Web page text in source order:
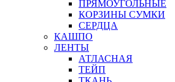
ПРЯМОУГОЛЬНЫЕ
КОРЗИНЫ СУМКИ
СЕРДЦА
КАШПО
ЛЕНТЫ
АТЛАСНАЯ
ТЕЙП